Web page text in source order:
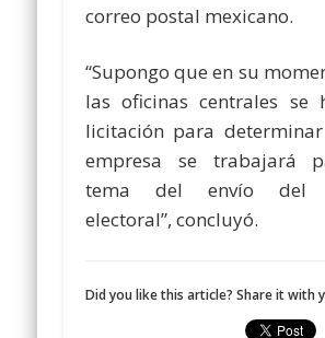
correo postal mexicano.
“Supongo que en su
las oficinas centrales se
licitación para
empresa se trabajará
tema del envío del
electoral”, concluyó.
Did you like this article? Share it with